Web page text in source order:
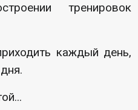
тренировок
каждый день,